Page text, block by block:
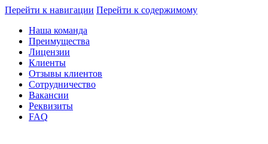
Перейти к навигации Перейти к содержимому
Наша команда
Преимущества
Лицензии
Клиенты
Отзывы клиентов
Сотрудничество
Вакансии
Реквизиты
FAQ